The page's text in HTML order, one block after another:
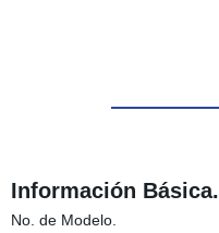
Información Básica.
No. de Modelo.